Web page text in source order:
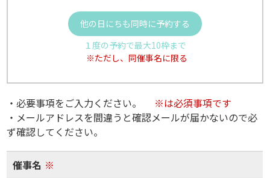
他の日にちも同時に予約する
１度の予約で最大10枠まで
※ただし、同催事名に限る
・必要事項をご入力ください。
※は必須事項です
・メールアドレスを間違うと確認メールが届かないので必
ず確認してください。
催事名 ※